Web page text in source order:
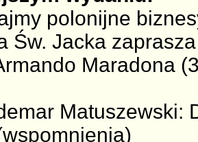
polonijne
Św. Jacka zaprasza
Maradona
Matuszewski: